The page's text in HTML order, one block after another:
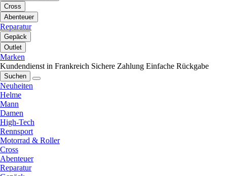
Cross
Abenteuer
Reparatur
Gepäck
Outlet
Marken
Kundendienst in Frankreich Sichere Zahlung Einfache Rückgabe
Suchen
Neuheiten
Helme
Mann
Damen
High-Tech
Rennsport
Motorrad & Roller
Cross
Abenteuer
Reparatur